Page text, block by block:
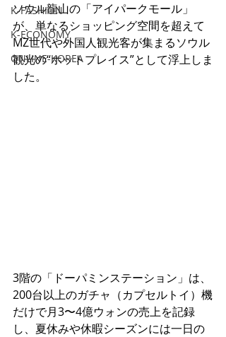
K-FASHION
K-ECONOMY
ONLINE-KOREA
ソウル龍山の「アイパークモール」
が、単なるショッピング空間を超えて
MZ世代や外国人観光客が集まるソウル
観光の“ホットプレイス”として浮上しま
した。
3階の「ドーパミンステーション」は、
200台以上のガチャ（カプセルトイ）機
だけで月3〜4億ウォンの売上を記録
し、夏休みや休暇シーズンには一日の